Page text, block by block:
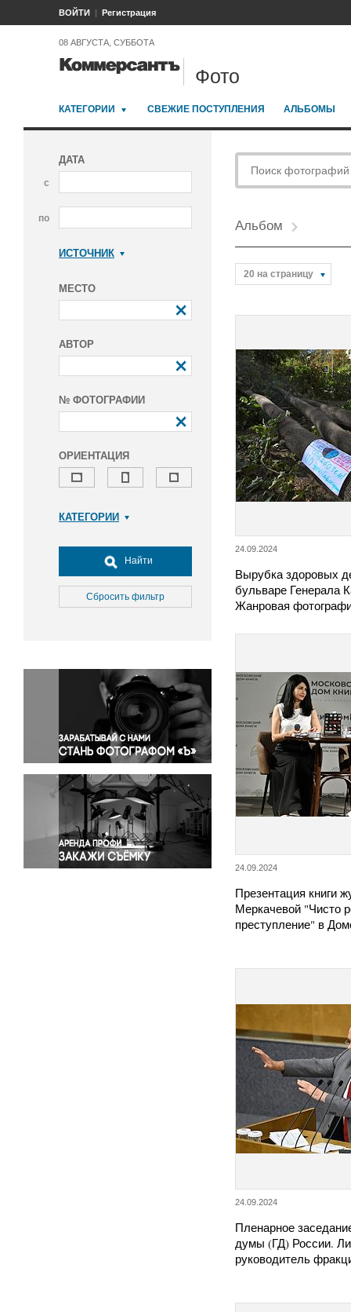
ВОЙТИ Регистрация
08 АВГУСТА, СУББОТА
Фото
КАТЕГОРИИ СВЕЖИЕ ПОСТУПЛЕНИЯ АЛЬБОМЫ
ДАТА
с
по
ИСТОЧНИК
МЕСТО
АВТОР
№ ФОТОГРАФИИ
ОРИЕНТАЦИЯ
КАТЕГОРИИ
Досуг, туризм и отдых
Культура
Медицина
Окружающая среда
Политика
Правосудие
Происшествия и конфликты
Религия
Светская жизнь
Спорт
Экология
Экономика и бизнес
Найти
Сбросить фильтр
Альбом
20 на страницу
24.09.2024
Вырубка здоровых
бульваре Генерала
Жанровая
24.09.2024
Презентация книги
Меркачевой "Чисто
преступление" в
24.09.2024
Пленарное
думы (ГД) России.
руководитель